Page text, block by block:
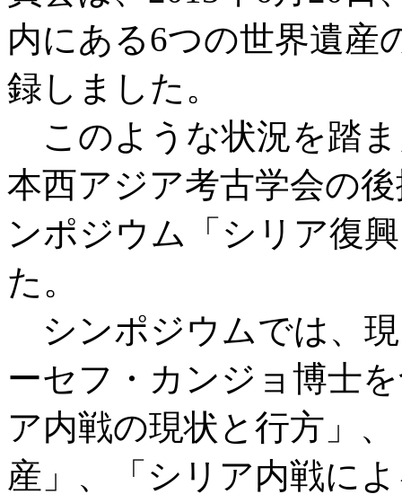
内にある6つの世界遺産
録しました。
このような状況を踏
本西アジア考古学会の
ンポジウム「シリア復
た。
シンポジウムでは、
ーセフ・カンジョ博士
ア内戦の現状と行方」
産」、「シリア内戦に